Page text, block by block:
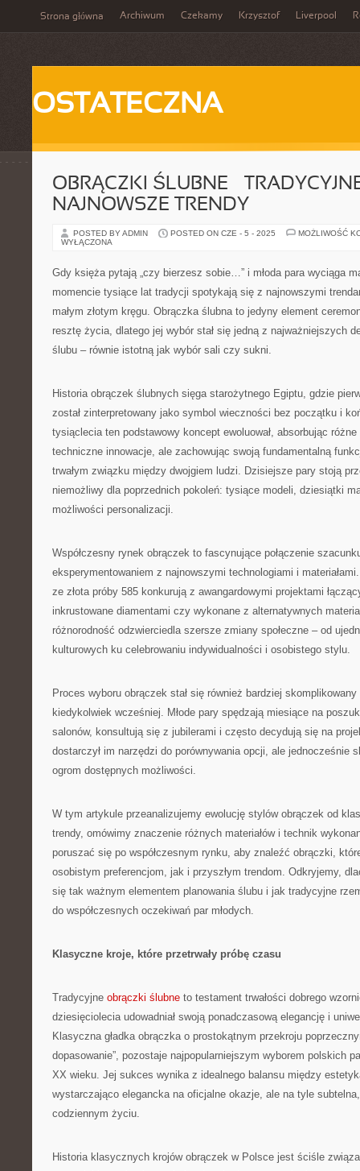
Strona główna Archiwum Czekamy Krzysztof Liverpool
OSTATECZNA
OBRĄCZKI ŚLUBNE –
NAJNOWSZE TRENDY
POSTED BY ADMIN POSTED ON CZE - 5 - 2025
MOŻLIWOŚĆ
WYŁĄCZONA
Gdy księża pytają „czy bierzesz sobie…” i młoda para wyciąga
momencie tysiące lat tradycji spotykają się z najnowszymi
małym złotym kręgu. Obrączka ślubna to jedyny element
resztę życia, dlatego jej wybór stał się jedną z najważniejszych
ślubu – równie istotną jak wybór sali czy sukni.
Historia obrączek ślubnych sięga starożytnego Egiptu, gdzie
został zinterpretowany jako symbol wieczności bez początku i
tysiąclecia ten podstawowy koncept ewoluował, absorbując
techniczne innowacje, ale zachowując swoją fundamentalną
trwałym związku między dwojgiem ludzi. Dzisiejsze pary stoją
niemożliwy dla poprzednich pokoleń: tysiące modeli, dziesiątki
możliwości personalizacji.
Współczesny rynek obrączek to fascynujące połączenie
eksperymentowaniem z najnowszymi technologiami i
ze złota próby 585 konkurują z awangardowymi projektami
inkrustowane diamentami czy wykonane z alternatywnych
różnorodność odzwierciedla szersze zmiany społeczne – od
kulturowych ku celebrowaniu indywidualności i osobistego stylu.
Proces wyboru obrączek stał się również bardziej
kiedykolwiek wcześniej. Młode pary spędzają miesiące na
salonów, konsultują się z jubilerami i często decydują się na
dostarczył im narzędzi do porównywania opcji, ale jednocześnie
ogrom dostępnych możliwości.
W tym artykule przeanalizujemy ewolucję stylów obrączek od
trendy, omówimy znaczenie różnych materiałów i technik
poruszać się po współczesnym rynku, aby znaleźć obrączki,
osobistym preferencjom, jak i przyszłym trendom. Odkryjemy,
się tak ważnym elementem planowania ślubu i jak tradycyjne
do współczesnych oczekiwań par młodych.
Klasyczne kroje, które przetrwały próbę czasu
Tradycyjne obrączki ślubne to testament trwałości dobrego
dziesięciolecia udowadniał swoją ponadczasową elegancję i
Klasyczna gładka obrączka o prostokątnym przekroju
dopasowanie”, pozostaje najpopularniejszym wyborem polskich
XX wieku. Jej sukces wynika z idealnego balansu między
wystarczająco elegancka na oficjalne okazje, ale na tyle
codziennym życiu.
Historia klasycznych krojów obrączek w Polsce jest ściśle